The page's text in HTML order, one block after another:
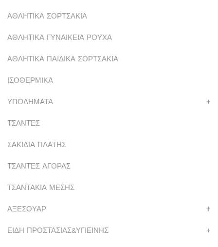
ΑΘΛΗΤΙΚΑ ΣΟΡΤΣΑΚΙΑ
ΑΘΛΗΤΙΚΑ ΓΥΝΑΙΚΕΙΑ ΡΟΥΧΑ
ΑΘΛΗΤΙΚΑ ΠΑΙΔΙΚΑ ΣΟΡΤΣΑΚΙΑ
ΙΣΟΘΕΡΜΙΚΑ
ΥΠΟΔΗΜΑΤΑ +
ΤΣΑΝΤΕΣ
ΣΑΚΙΔΙΑ ΠΛΑΤΗΣ
ΤΣΑΝΤΕΣ ΑΓΟΡΑΣ
ΤΣΑΝΤΑΚΙΑ ΜΕΣΗΣ
ΑΞΕΣΟΥΑΡ +
ΕΙΔΗ ΠΡΟΣΤΑΣΙΑΣ&ΥΓΙΕΙΝΗΣ +